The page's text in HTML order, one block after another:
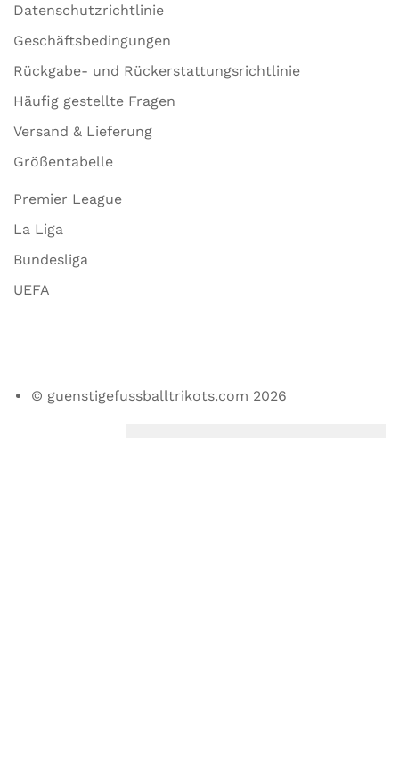
Datenschutzrichtlinie
Geschäftsbedingungen
Rückgabe- und Rückerstattungsrichtlinie
Häufig gestellte Fragen
Versand & Lieferung
Größentabelle
Premier League
La Liga
Bundesliga
UEFA
© guenstigefussballtrikots.com 2026